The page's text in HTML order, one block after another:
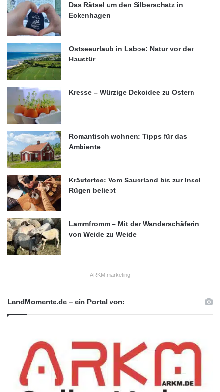
Das Rätsel um den Silberschatz in
Eckenhagen
Ostseeurlaub in Laboe: Natur vor der
Haustür
Kresse – Würzige Dekoidee zu Ostern
Romantisch wohnen: Tipps für das
Ambiente
Kräutertee: Vom Sauerland bis zur Insel
Rügen beliebt
Lammfromm – Mit der Wanderschäferin
von Weide zu Weide
ARKM.marketing
LandMomente.de – ein Portal von: